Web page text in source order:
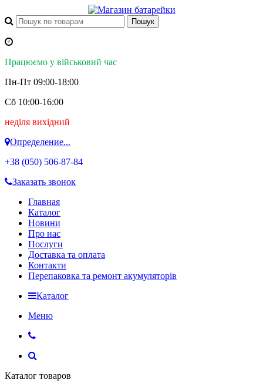
Працюємо у військовий час
Пн-Пт 09:00-18:00
Сб 10:00-16:00
неділя вихідний
Определение...
+38 (050) 506-87-84
Заказать звонок
Главная
Каталог
Новини
Про нас
Послуги
Доставка та оплата
Контакти
Перепаковка та ремонт акумуляторів
Каталог
Меню
Каталог товаров